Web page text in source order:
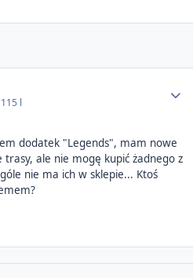
15 l
dodatek "Legends", mam nowe
ale nie mogę kupić żadnego z
nie ma ich w sklepie... Ktoś